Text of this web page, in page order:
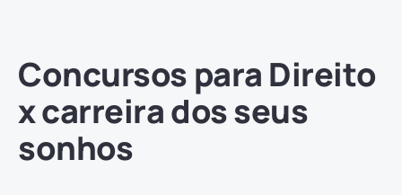
Concursos para Direito
x carreira dos seus
sonhos